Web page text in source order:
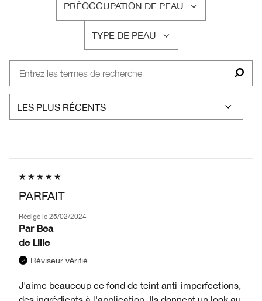
PRÉOCCUPATION DE PEAU
FRANÇAIS
TYPE DE PEAU
FRANÇAIS
PARFAIT
Rédigé le 25/02/2024
Par Bea
de Lille
Réviseur vérifié
J'aime beaucoup ce fond de teint anti-imperfections,